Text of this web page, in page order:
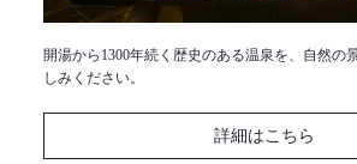
開湯から1300年続く歴史のある温泉を、自然の
しみください。
詳細はこちら